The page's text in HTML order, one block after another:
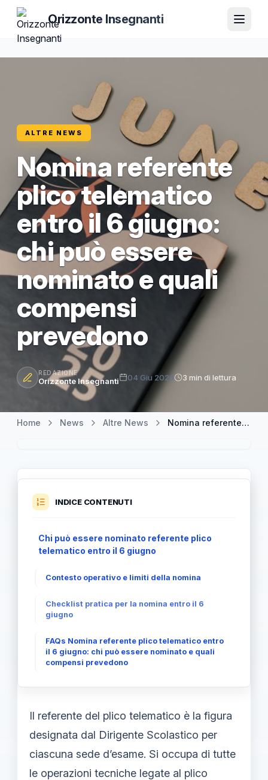
Orizzonte Insegnanti
ALTRE NEWS
Nomina referente
plico telematico
entro il 6 giugno:
chi può essere
nominato e quali
compensi
prevedono
REDAZIONE
Orizzonte Insegnanti 04 Giu 2026 3 min di lettura
Home News Altre News Nomina referente plico telematico entro il 6 giugno: chi può essere nominato e quali compensi prevedono
INDICE CONTENUTI
Chi può essere nominato referente plico
telematico entro il 6 giugno
Contesto operativo e limiti della nomina
Checklist pratica per la nomina entro il 6
giugno
FAQs Nomina referente plico telematico entro
il 6 giugno: chi può essere nominato e quali
compensi prevedono
Il referente del plico telematico è la figura
designata dal Dirigente Scolastico per
ciascuna sede d’esame. Si occupa di tutte
le operazioni tecniche legate al plico